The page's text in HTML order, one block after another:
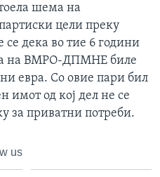
шема на
цели преку
дека во тие 6 години
на ВМРО-ДПМНЕ биле
евра. Со овие пари бил
имот од кој дел не се
за приватни потреби.
us